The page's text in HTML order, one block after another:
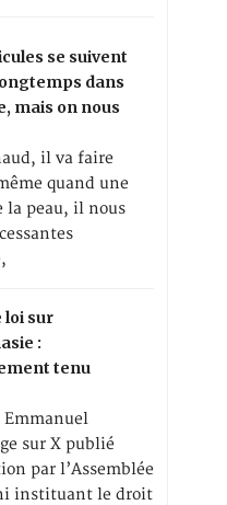
se suivent
dans
mais on nous
il va faire
quand une
la peau, il nous
loi sur
:
tenu
sur X publié
par l’Assemblée
instituant le droit